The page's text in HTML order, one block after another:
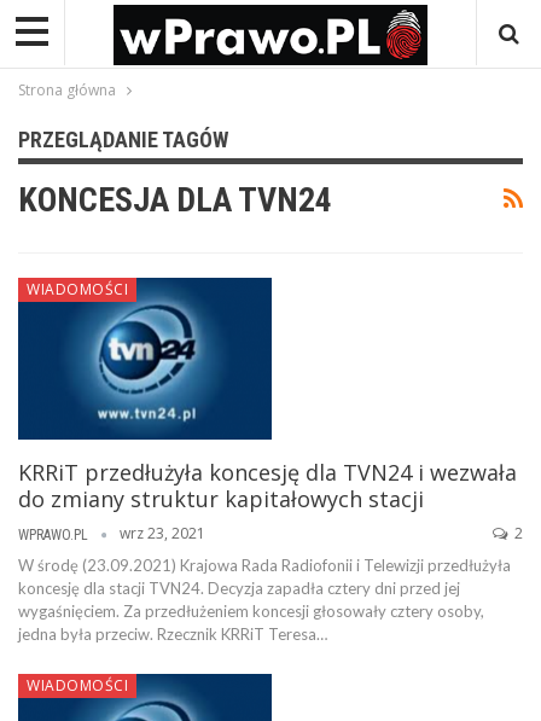
Strona główna
PRZEGLĄDANIE TAGÓW
KONCESJA DLA TVN24
WIADOMOŚCI
KRRiT przedłużyła koncesję dla TVN24 i wezwała
do zmiany struktur kapitałowych stacji
WPRAWO.PL wrz 23, 2021 2
W środę (23.09.2021) Krajowa Rada Radiofonii i Telewizji przedłużyła
koncesję dla stacji TVN24. Decyzja zapadła cztery dni przed jej
wygaśnięciem. Za przedłużeniem koncesji głosowały cztery osoby,
jedna była przeciw. Rzecznik KRRiT Teresa…
WIADOMOŚCI